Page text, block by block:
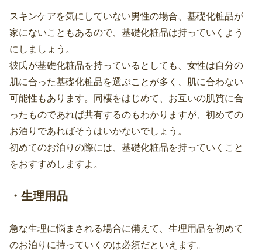
スキンケアを気にしていない男性の場合、基礎化粧品が
家にないこともあるので、基礎化粧品は持っていくよう
にしましょう。
彼氏が基礎化粧品を持っているとしても、女性は自分の
肌に合った基礎化粧品を選ぶことが多く、肌に合わない
可能性もあります。同棲をはじめて、お互いの肌質に合
ったものであれば共有するのもわかりますが、初めての
お泊りであればそうはいかないでしょう。
初めてのお泊りの際には、基礎化粧品を持っていくこと
をおすすめしますよ。
・生理用品
急な生理に悩まされる場合に備えて、生理用品を初めて
のお泊りに持っていくのは必須だといえます。